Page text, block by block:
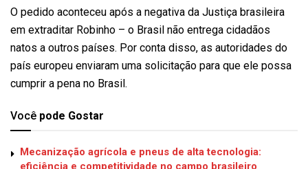
O pedido aconteceu após a negativa da Justiça brasileira
em extraditar Robinho – o Brasil não entrega cidadãos
natos a outros países. Por conta disso, as autoridades do
país europeu enviaram uma solicitação para que ele possa
cumprir a pena no Brasil.
Você pode Gostar
Mecanização agrícola e pneus de alta tecnologia:
eficiência e competitividade no campo brasileiro